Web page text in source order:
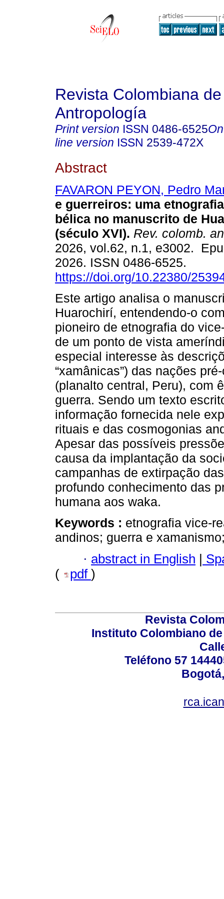
Revista Colombiana de
Antropología
Print version ISSN 0486-6525
line version ISSN 2539-472X
Abstract
FAVARON PEYON, Pedro
e guerreiros: uma
bélica no manuscrito de
(século XVI). Rev. colomb.
2026, vol.62, n.1, e3002.
2026. ISSN 0486-6525.
https://doi.org/10.22380/
Este artigo analisa o
Huarochirí, entendendo-o
pioneiro de etnografia do
de um ponto de vista
especial interesse às
“xamânicas”) das nações
(planalto central, Peru), com
guerra. Sendo um texto
informação fornecida nele
rituais e das cosmogonias
Apesar das possíveis
causa da implantação da
campanhas de extirpação
profundo conhecimento das
humana aos waka.
Keywords : etnografia vice-
andinos; guerra e
· abstract in English |
(
pdf )
Revista
Instituto Colombiano
Teléfono 57